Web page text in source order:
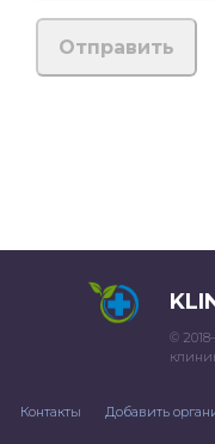
©
Контакты Добавить